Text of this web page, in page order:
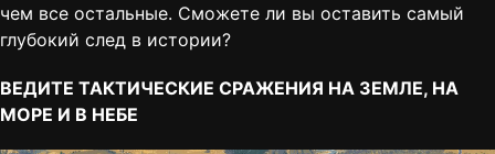
чем все остальные. Сможете ли вы оставить самый
глубокий след в истории?
ВЕДИТЕ ТАКТИЧЕСКИЕ СРАЖЕНИЯ НА ЗЕМЛЕ, НА
МОРЕ И В НЕБЕ